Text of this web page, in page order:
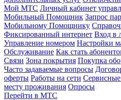
Мой МТС Личный кабинет
Мобильный Помощник Запрос
Мобильному Помощнику
Фиксированный интернет Вход в
Управление номером Настройки
Обслуживание Как стать
Связи Зона покрытия Покупка
Часто задаваемые вопросы
оферты Работы на сети
месту проживания Опросы
Перейти в МТС